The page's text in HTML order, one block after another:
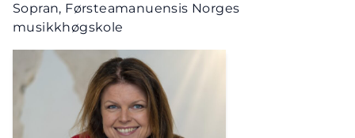
Sopran, Førsteamanuensis Norges
musikkhøgskole